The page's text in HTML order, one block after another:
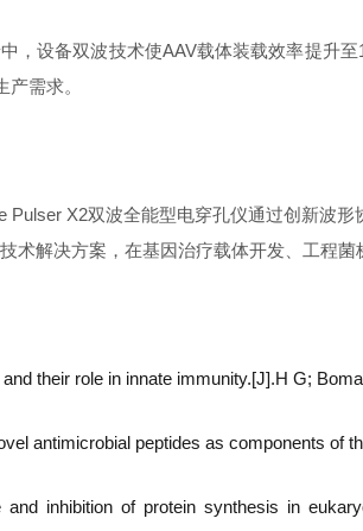
，设备双波技术使AAV载体装载效率提升
需求。
Pulser X2双波全能型电穿孔仪通过创新波
术解决方案，在基因治疗载体开发、工程菌
their role in innate immunity.[J].H G;
antimicrobial peptides as components of
inhibition of protein synthesis in